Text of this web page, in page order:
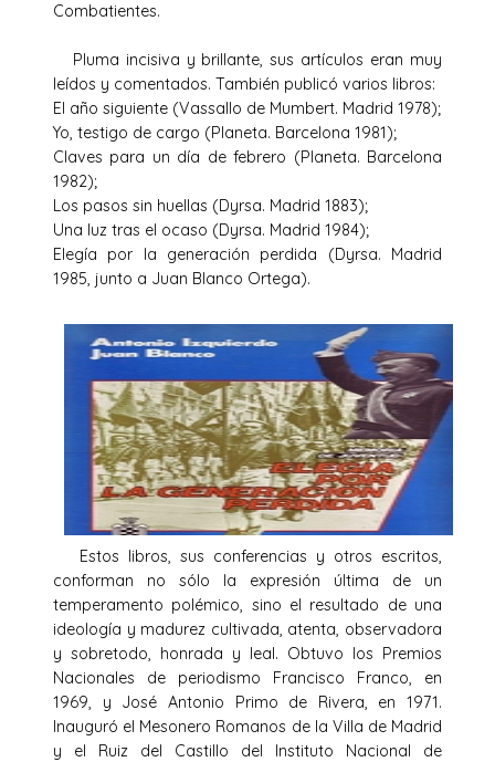
Combatientes.
Pluma incisiva y brillante, sus artículos eran muy
leídos y comentados. También publicó varios libros:
El año siguiente (Vassallo de Mumbert. Madrid 1978);
Yo, testigo de cargo (Planeta. Barcelona 1981);
Claves para un día de febrero (Planeta. Barcelona
1982);
Los pasos sin huellas (Dyrsa. Madrid 1883);
Una luz tras el ocaso (Dyrsa. Madrid 1984);
Elegía por la generación perdida (Dyrsa. Madrid
1985, junto a Juan Blanco Ortega).
Estos libros, sus conferencias y otros escritos,
conforman no sólo la expresión última de un
temperamento polémico, sino el resultado de una
ideología y madurez cultivada, atenta, observadora
y sobretodo, honrada y leal. Obtuvo los Premios
Nacionales de periodismo Francisco Franco, en
1969, y José Antonio Primo de Rivera, en 1971.
Inauguró el Mesonero Romanos de la Villa de Madrid
y el Ruiz del Castillo del Instituto Nacional de